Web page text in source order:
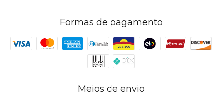
Formas de pagamento
Meios de envio